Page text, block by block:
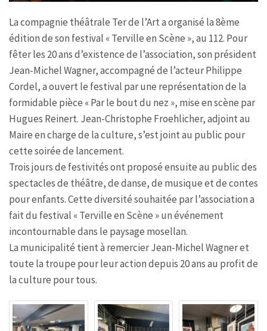
La compagnie théâtrale Ter de l’Art a organisé la 8ème
édition de son festival « Terville en Scène », au 112. Pour
fêter les 20 ans d’existence de l’association, son président
Jean-Michel Wagner, accompagné de l’acteur Philippe
Cordel, a ouvert le festival par une représentation de la
formidable pièce « Par le bout du nez », mise en scène par
Hugues Reinert. Jean-Christophe Froehlicher, adjoint au
Maire en charge de la culture, s’est joint au public pour
cette soirée de lancement.
Trois jours de festivités ont proposé ensuite au public des
spectacles de théâtre, de danse, de musique et de contes
pour enfants. Cette diversité souhaitée par l’association a
fait du festival « Terville en Scène » un événement
incontournable dans le paysage mosellan.
La municipalité tient à remercier Jean-Michel Wagner et
toute la troupe pour leur action depuis 20 ans au profit de
la culture pour tous.